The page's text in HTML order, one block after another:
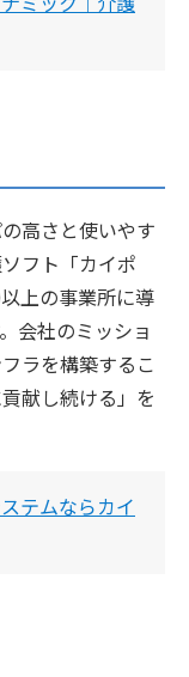
高さと使いやす
フト「カイポ
上の事業所に導
会社のミッショ
ラを構築するこ
献し続ける」を
テムならカイ